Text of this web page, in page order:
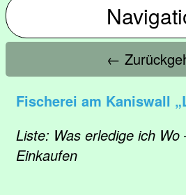
←
Fischerei am Kaniswall
Liste: Was erledige ich Wo
Einkaufen